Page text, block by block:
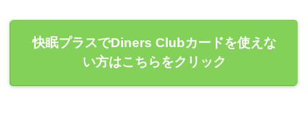
快眠プラスでDiners Clubカードを使えな
い方はこちらをクリック